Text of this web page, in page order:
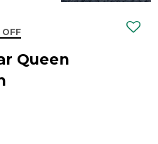
OFF
Queen